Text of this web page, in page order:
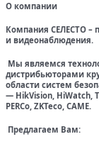
О компании
Компания СЕЛЕСТО –
и видеонаблюдения.
Мы являемся
дистрибьюторами
области систем
— HikVision, HiWatch,
PERCo, ZKTeco, CAME.
Предлагаем Вам: